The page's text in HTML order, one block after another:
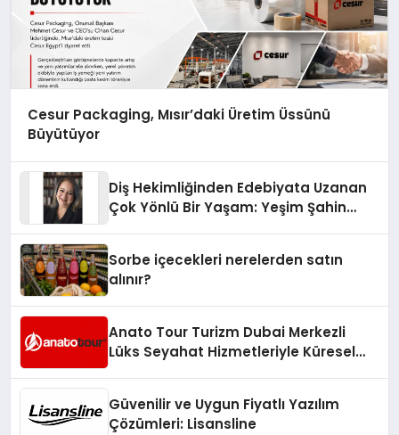
Cesur Packaging, Mısır’daki Üretim Üssünü
Büyütüyor
Diş Hekimliğinden Edebiyata Uzanan
Çok Yönlü Bir Yaşam: Yeşim Şahin
Sorbe içecekleri nerelerden satın
alınır?
Anato Tour Turizm Dubai Merkezli
Lüks Seyahat Hizmetleriyle Küresel
Güvenilir ve Uygun Fiyatlı Yazılım
Çözümleri: Lisansline